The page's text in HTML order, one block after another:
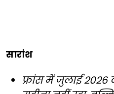
सारांश
फ्रांस में जुलाई